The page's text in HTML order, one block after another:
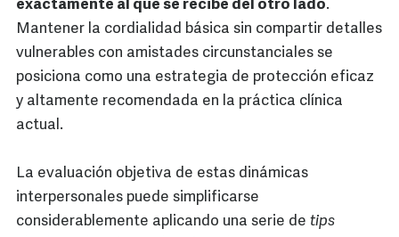
exactamente al que se recibe del otro lado.
Mantener la cordialidad básica sin compartir detalles
vulnerables con amistades circunstanciales se
posiciona como una estrategia de protección eficaz
y altamente recomendada en la práctica clínica
actual.
La evaluación objetiva de estas dinámicas
interpersonales puede simplificarse
considerablemente aplicando una serie de tips